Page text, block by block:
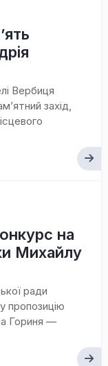
Вербиця
захід,
на
Михайлу
ради
пропозицію
Гориня —